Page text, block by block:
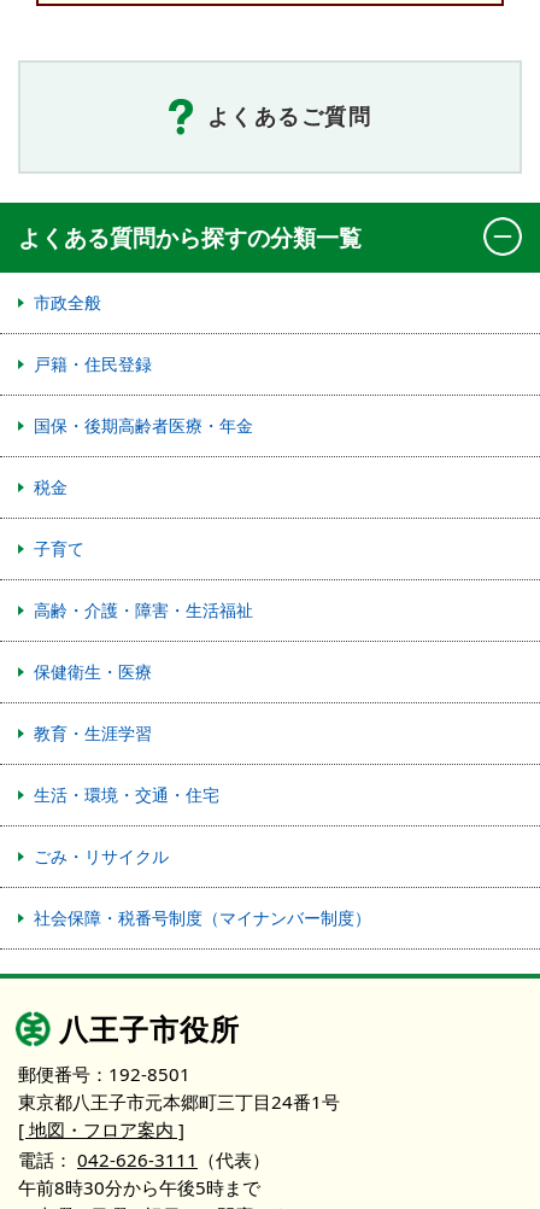
よくあるご質問
よくある質問から探すの分類一覧
市政全般
戸籍・住民登録
国保・後期高齢者医療・年金
税金
子育て
高齢・介護・障害・生活福祉
保健衛生・医療
教育・生涯学習
生活・環境・交通・住宅
ごみ・リサイクル
社会保障・税番号制度（マイナンバー制度）
八王子市役所
郵便番号：192-8501
東京都八王子市元本郷町三丁目24番1号
[ 地図・フロア案内 ]
電話： 042-626-3111 （代表）
午前8時30分から午後5時まで